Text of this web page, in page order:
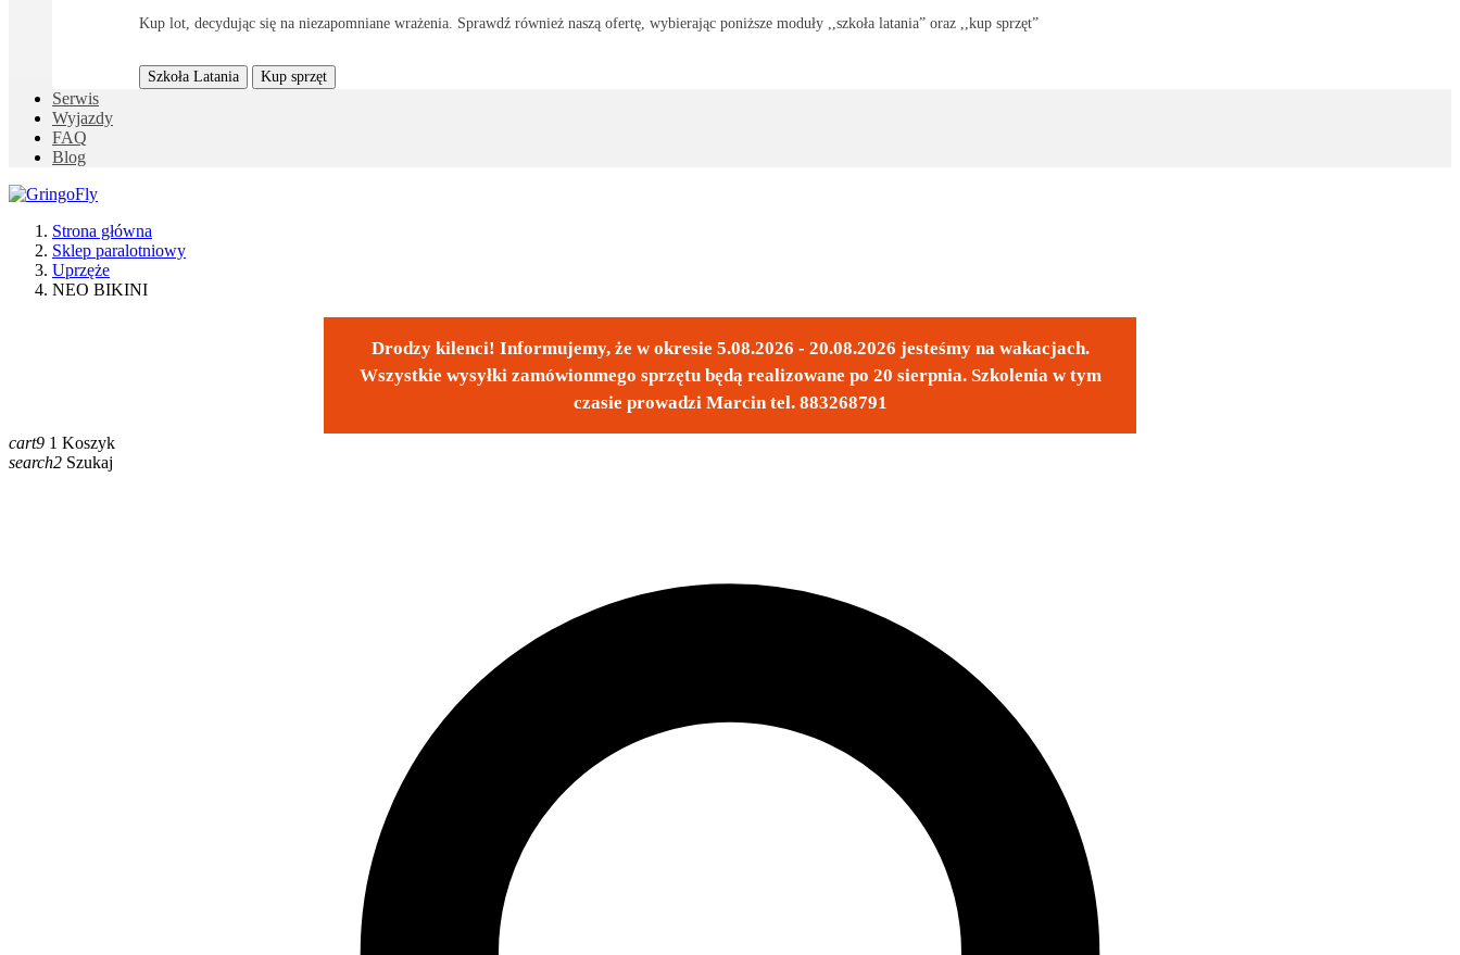
Kup lot, decydując się na niezapomniane wrażenia. Sprawdź również naszą ofertę, wybierając poniższe moduły ,,szkoła latania” oraz ,,kup sprzęt”
Szkoła Latania Kup sprzęt
Serwis
Wyjazdy
FAQ
Blog
Strona główna
Sklep paralotniowy
Uprzęże
NEO BIKINI
Drodzy kilenci! Informujemy, że w okresie 5.08.2026 - 20.08.2026 jesteśmy na wakacjach.
Wszystkie wysyłki zamówionmego sprzętu będą realizowane po 20 sierpnia. Szkolenia w tym
czasie prowadzi Marcin tel. 883268791
cart9 1 Koszyk
search2 Szukaj